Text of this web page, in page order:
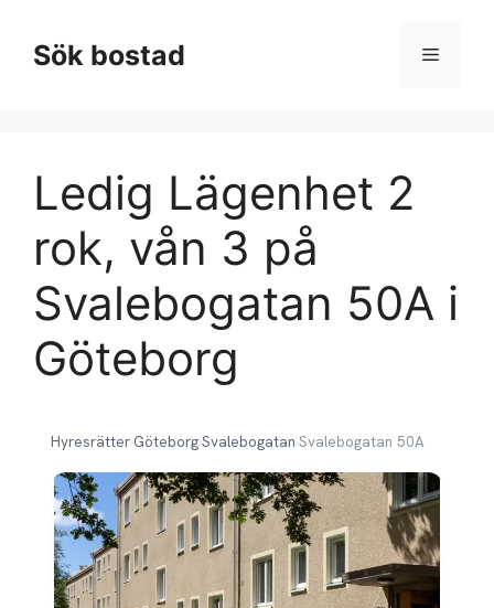
innehållSök bostad Meny
Ledig Lägenhet 2
rok, vån 3 på
Svalebogatan 50A i
Göteborg
Hyresrätter›Göteborg›Svalebogatan›Svalebogatan 50A